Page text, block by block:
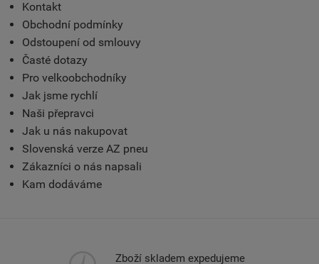
Kontakt
Obchodní podmínky
Odstoupení od smlouvy
Časté dotazy
Pro velkoobchodníky
Jak jsme rychlí
Naši přepravci
Jak u nás nakupovat
Slovenská verze AZ pneu
Zákazníci o nás napsali
Kam dodáváme
Zboží skladem expedujeme